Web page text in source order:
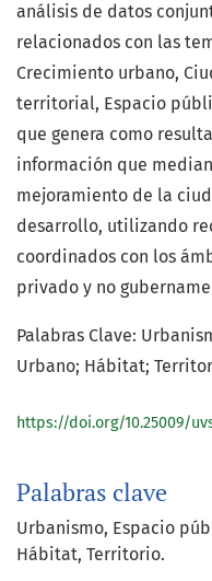
Palabras clave
Urbanismo Espacio
Hábitat Territorio.
análisis de datos
relacionados con las
Crecimiento urbano,
territorial, Espacio
que genera como
información que
mejoramiento de la
desarrollo, utilizando
coordinados con los
privado y no
Palabras Clave:
Urbano; Hábitat;
https://doi.org/10.25009/